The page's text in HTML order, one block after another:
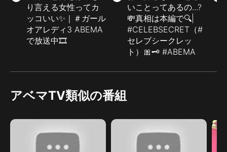
り言える女性ってカ
ッコいい✨｜＃ガール
オアレディ3 ABEMA
で放送中🎞️
いことってあるの...?
💸真相は本編で🔍|
#CELEBSECRET（#
セレブシークレッ
ト）🎀🗝️ #ABEMA
アベマTV類似の番組